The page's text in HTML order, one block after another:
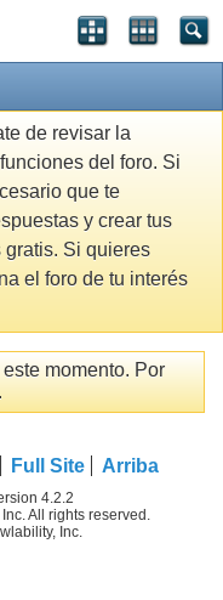
de revisar la
del foro. Si
que te
y crear tus
gratis. Si quieres
el foro de tu interés
momento. Por
Full Site Arriba
4.2.2
All rights reserved.
Inc.